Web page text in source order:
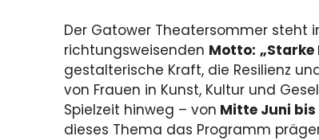
Der Gatower Theatersommer steht
richtungsweisenden Motto: „Starke
gestalterische Kraft, die Resilienz
von Frauen in Kunst, Kultur und
Spielzeit hinweg – von Mitte Juni bis
dieses Thema das Programm